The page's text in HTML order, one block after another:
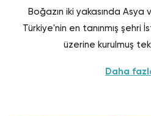
Boğazın iki yakasında Asya
Türkiye'nin en tanınmış şehri
üzerine kurulmuş
Daha